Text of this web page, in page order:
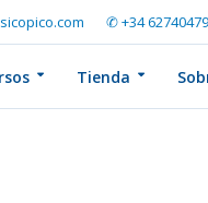
✆ +34
Tienda